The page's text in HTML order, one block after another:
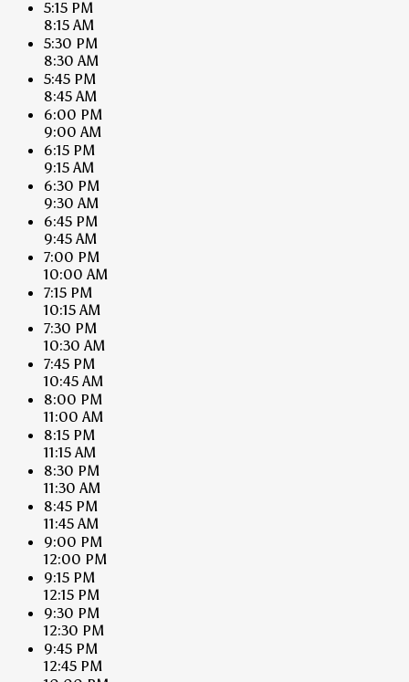
5:15 PM
8:15 AM
5:30 PM
8:30 AM
5:45 PM
8:45 AM
6:00 PM
9:00 AM
6:15 PM
9:15 AM
6:30 PM
9:30 AM
6:45 PM
9:45 AM
7:00 PM
10:00 AM
7:15 PM
10:15 AM
7:30 PM
10:30 AM
7:45 PM
10:45 AM
8:00 PM
11:00 AM
8:15 PM
11:15 AM
8:30 PM
11:30 AM
8:45 PM
11:45 AM
9:00 PM
12:00 PM
9:15 PM
12:15 PM
9:30 PM
12:30 PM
9:45 PM
12:45 PM